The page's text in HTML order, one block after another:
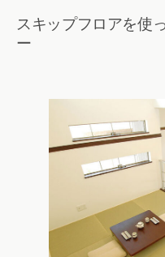
スキップフロアを使
ー